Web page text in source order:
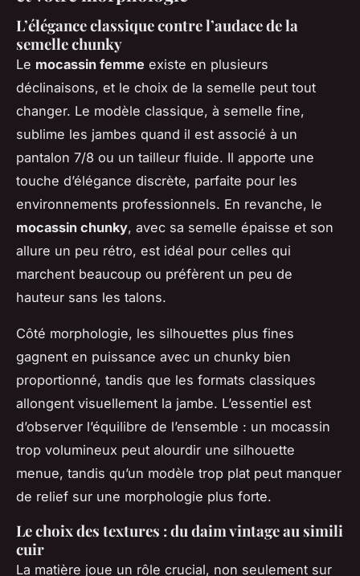
L’élégance classique contre l’audace de la
semelle chunky
Le mocassin femme existe en plusieurs
déclinaisons, et le choix de la semelle peut tout
changer. Le modèle classique, à semelle fine,
sublime les jambes quand il est associé à un
pantalon 7/8 ou un tailleur fluide. Il apporte une
touche d’élégance discrète, parfaite pour les
environnements professionnels. En revanche, le
mocassin chunky, avec sa semelle épaisse et son
allure un peu rétro, est idéal pour celles qui
marchent beaucoup ou préfèrent un peu de
hauteur sans les talons.
Côté morphologie, les silhouettes plus fines
gagnent en puissance avec un chunky bien
proportionné, tandis que les formats classiques
allongent visuellement la jambe. L’essentiel est
d’observer l’équilibre de l’ensemble : un mocassin
trop volumineux peut alourdir une silhouette
menue, tandis qu’un modèle trop plat peut manquer
de relief sur une morphologie plus forte.
Le choix des textures : du daim vintage au simili
cuir
La matière joue un rôle crucial, non seulement sur